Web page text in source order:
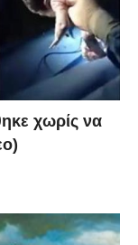
χωρίς να